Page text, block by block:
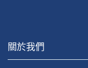
關於我們